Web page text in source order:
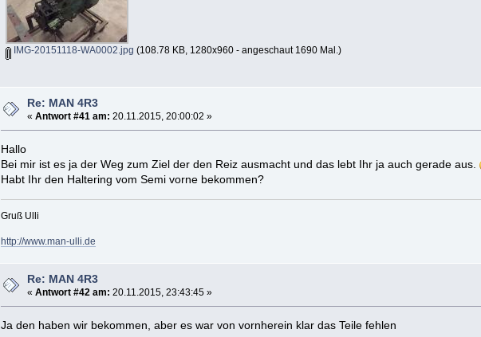
IMG-20151118-WA0002.jpg (108.78 KB, 1280x960 - angeschaut 1690 Mal.)
Re: MAN 4R3
« Antwort #41 am: 20.11.2015, 20:00:02 »
Hallo
Bei mir ist es ja der Weg zum Ziel der den Reiz ausmacht und das lebt Ihr ja auch gerade aus.
Habt Ihr den Haltering vom Semi vorne bekommen?
Gruß Ulli
http://www.man-ulli.de
Re: MAN 4R3
« Antwort #42 am: 20.11.2015, 23:43:45 »
Ja den haben wir bekommen, aber es war von vornherein klar das Teile fehlen